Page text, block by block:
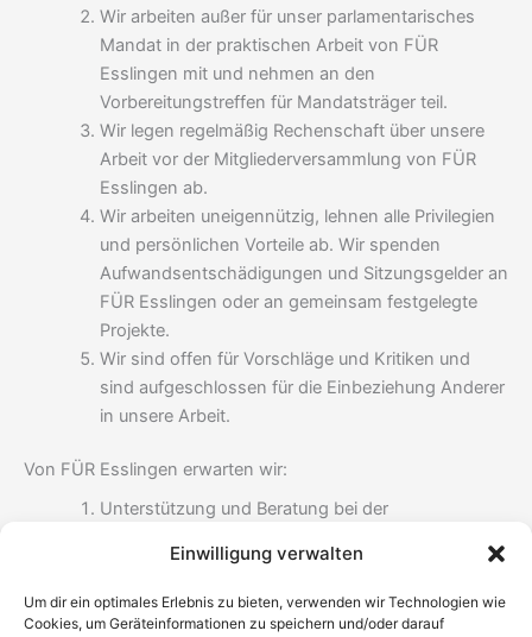
Einwilligung verwalten
Um dir ein optimales Erlebnis zu bieten, verwenden wir Technologien wie
Cookies, um Geräteinformationen zu speichern und/oder darauf
Wir arbeiten außer für unser parlamentarisches
Mandat in der praktischen Arbeit von FÜR
Esslingen mit und nehmen an den
Vorbereitungstreffen für Mandatsträger teil.
Wir legen regelmäßig Rechenschaft über unsere
Arbeit vor der Mitgliederversamm­lung von FÜR
Esslingen ab.
Wir arbeiten uneigennützig, lehnen alle Privilegien
und persönlichen Vorteile ab. Wir spenden
Aufwandsentschädigungen und Sitzungsgelder an
FÜR Esslingen oder an gemeinsam festgelegte
Projekte.
Wir sind offen für Vorschläge und Kritiken und
sind aufgeschlossen für die Einbezie­hung Anderer
in unsere Arbeit.
Von FÜR Esslingen erwarten wir:
Unterstützung und Beratung bei der
Rückendeckung und Solidarität bei Angriffen auf
unsere Arbeit und Person
die Möglichkeit, Unkosten und Verdienstausfall bei